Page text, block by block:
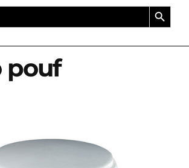
Search Button
pouf